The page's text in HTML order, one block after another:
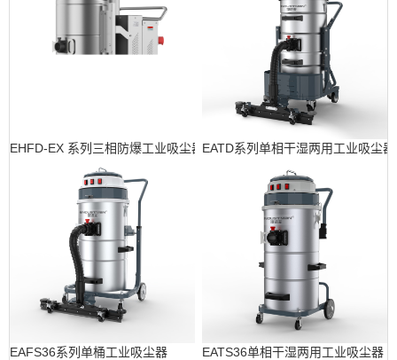
EHFD-EX 系列三相防爆工业吸尘器EATD系列单相干湿两用工业吸尘器
EAFS36系列单桶工业吸尘器 EATS36单相干湿两用工业吸尘器